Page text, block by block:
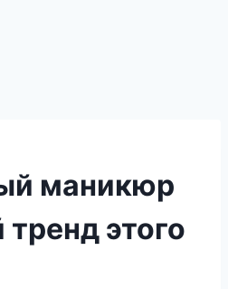
маникюр
этого